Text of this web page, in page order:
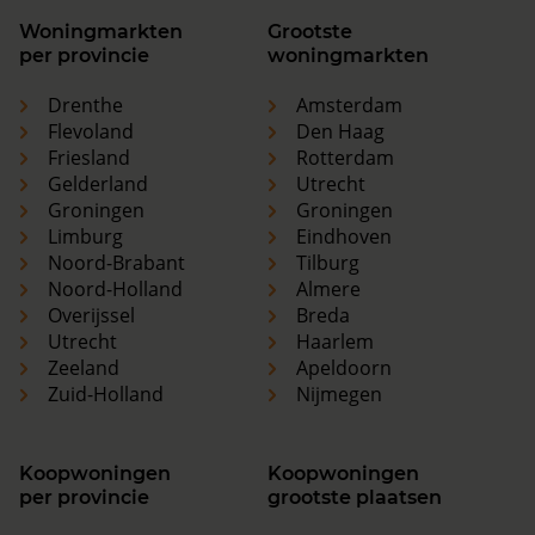
Woningmarkten
per provincie
Drenthe
Flevoland
Friesland
Gelderland
Groningen
Limburg
Noord-Brabant
Noord-Holland
Overijssel
Utrecht
Zeeland
Zuid-Holland
Grootste
woningmarkten
Amsterdam
Den Haag
Rotterdam
Utrecht
Groningen
Eindhoven
Tilburg
Almere
Breda
Haarlem
Apeldoorn
Nijmegen
Koopwoningen
per provincie
Koopwoningen
grootste plaatsen